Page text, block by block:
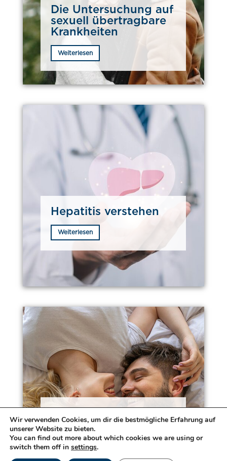
Die Untersuchung auf
sexuell übertragbare
Krankheiten
Weiterlesen
Hepatitis verstehen
Weiterlesen
Weiterlesen
Wir verwenden Cookies, um dir die bestmögliche Erfahrung auf
unserer Website zu bieten.
You can find out more about which cookies we are using or
switch them off in settings.